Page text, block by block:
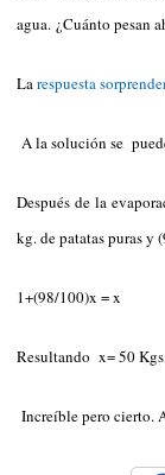
agua. ¿Cuánto pesan
Larespuesta
A la solución se
Después de la
kg. de patatas puras y
1+(98/100)x = x
Resultando x= 50
Increíble pero cierto.